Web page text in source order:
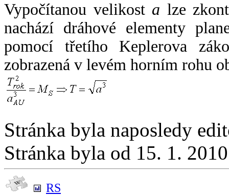
Vypočítanou velikost a lze
nachází dráhové elementy
pomocí třetího Keplerova
zobrazená v levém horním rohu
Stránka byla naposledy
Stránka byla od 15. 1.
RS